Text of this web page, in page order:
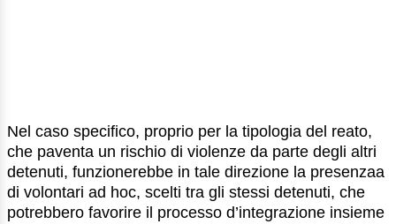
Nel caso specifico, proprio per la tipologia del reato,
che paventa un rischio di violenze da parte degli altri
detenuti, funzionerebbe in tale direzione la presenzaa
di volontari ad hoc, scelti tra gli stessi detenuti, che
potrebbero favorire il processo d’integrazione insieme